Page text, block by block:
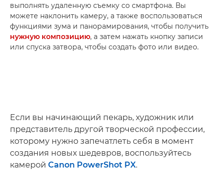
выполнять удаленную съемку со смартфона. Вы
можете наклонить камеру, а также воспользоваться
функциями зума и панорамирования, чтобы получить
нужную композицию, а затем нажать кнопку записи
или спуска затвора, чтобы создать фото или видео.
Если вы начинающий пекарь, художник или
представитель другой творческой профессии,
которому нужно запечатлеть себя в момент
создания новых шедевров, воспользуйтесь
камерой Canon PowerShot PX.